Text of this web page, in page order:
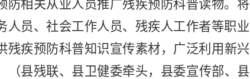
防相关从业人员推广残疾预防科普读物。将
员、社会工作人员、残疾人工作者等职业
残疾预防科普知识宣传素材，广泛利用 新兴
（县残联、县卫健委牵头，县委宣传部、县